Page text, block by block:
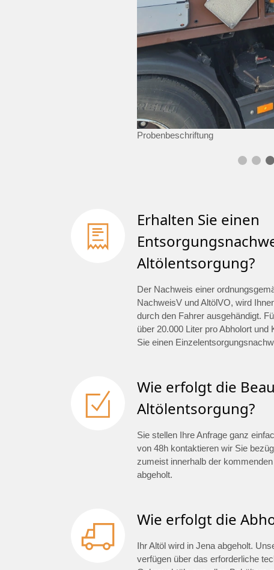
Probenbeschriftung
Erhalten Sie einen
Altölentsorgung?
Der Nachweis einer
NachweisV und AltölVO, wird
durch den Fahrer ausgehändigt.
über 20.000 Liter pro Abholort und
Sie einen
Wie erfolgt die
Altölentsorgung?
Sie stellen Ihre Anfrage ganz
von 48h kontaktieren wir Sie
zumeist innerhalb der
abgeholt.
Wie erfolgt die
Ihr Altöl wird in Jena abgeholt.
verfügen über das erforderliche